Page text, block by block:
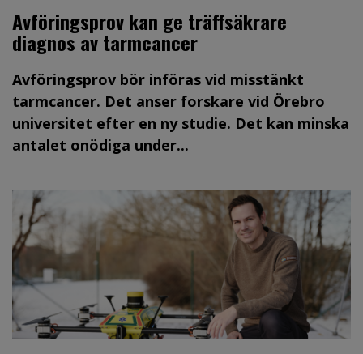
Avföringsprov kan ge träffsäkrare
diagnos av tarmcancer
Avföringsprov bör införas vid misstänkt
tarmcancer. Det anser forskare vid Örebro
universitet efter en ny studie. Det kan minska
antalet onödiga under...